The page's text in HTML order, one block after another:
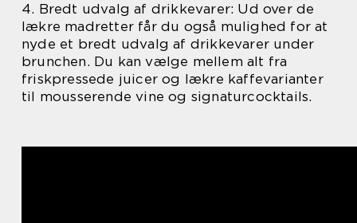
4. Bredt udvalg af drikkevarer: Ud over de
lækre madretter får du også mulighed for at
nyde et bredt udvalg af drikkevarer under
brunchen. Du kan vælge mellem alt fra
friskpressede juicer og lækre kaffevarianter
til mousserende vine og signaturcocktails.